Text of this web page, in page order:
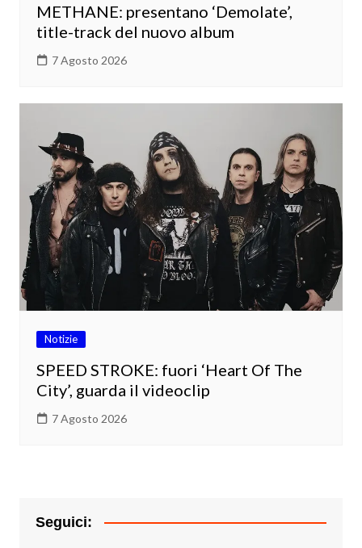
METHANE: presentano ‘Demolate’,
title-track del nuovo album
7 Agosto 2026
Notizie
SPEED STROKE: fuori ‘Heart Of The
City’, guarda il videoclip
7 Agosto 2026
Seguici: